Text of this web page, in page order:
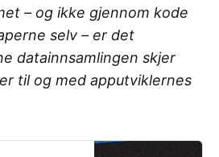
– og ikke gjennom kode
selv – er det
datainnsamlingen skjer
til og med apputviklernes